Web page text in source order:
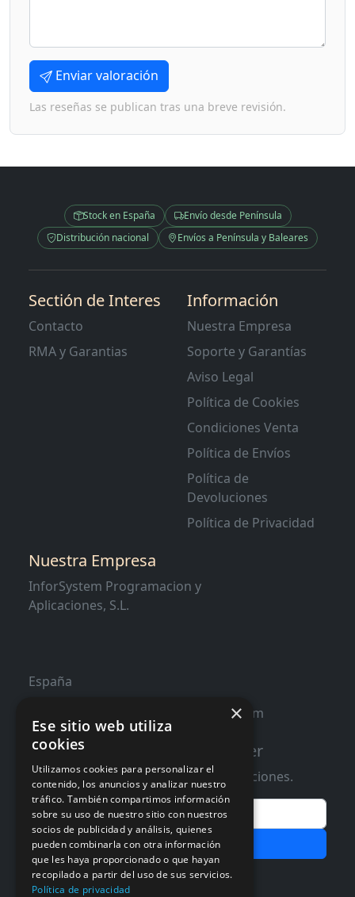
Enviar valoración
Las reseñas se publican tras una breve revisión.
Stock en España
Envío desde Península
Distribución nacional
Envíos a Península y Baleares
Sectión de Interes
Contacto
RMA y Garantias
Información
Nuestra Empresa
Soporte y Garantías
Aviso Legal
Política de Cookies
Condiciones Venta
Política de Envíos
Política de
Devoluciones
Política de Privacidad
Nuestra Empresa
InforSystem Programacion y
Aplicaciones, S.L.
España
contacto@distribucioninformatica.com
Suscribete a nuestro Newsletter
Te informaremos de ofertas y promociones.
Email
Subscribir
Aceptar Politica dePrivacidad
×
Ese sitio web utiliza
cookies
Utilizamos cookies para personalizar el
contenido, los anuncios y analizar nuestro
tráfico. También compartimos información
sobre su uso de nuestro sitio con nuestros
socios de publicidad y análisis, quienes
pueden combinarla con otra información
que les haya proporcionado o que hayan
recopilado a partir del uso de sus servicios.
Política de privacidad